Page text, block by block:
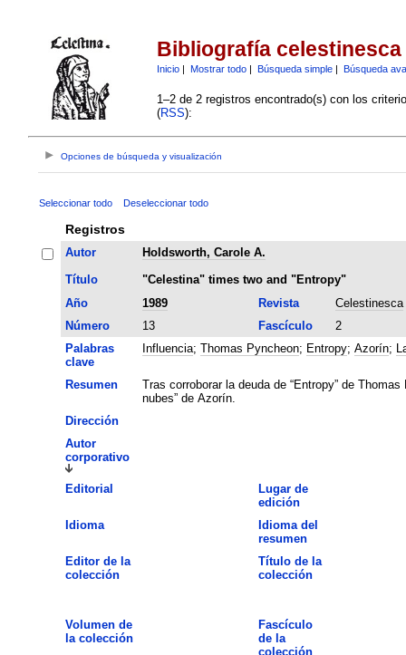
Bibliografía celestinesca
Inicio| Mostrar todo| Búsqueda simple| Búsqueda
1–2 de 2 registros encontrado(s) con los
(RSS):
Opciones de búsqueda y visualización
Seleccionar todo Deseleccionar todo
Registros
Autor
Holdsworth, Carole A.
Título
"Celestina" times two and "Entropy"
Año
1989 Revista
Celestinesca
Número
13 Fascículo
2
Palabras
clave
Influencia; Thomas Pyncheon; Entropy; Azorín;
Resumen
Tras corroborar la deuda de “Entropy” de
nubes” de Azorín.
Dirección
Autor
corporativo
Editorial
Lugar de
edición
Idioma
Idioma del
resumen
Editor de la
colección
Título de la
colección
Volumen de
la colección
Fascículo
de la
colección